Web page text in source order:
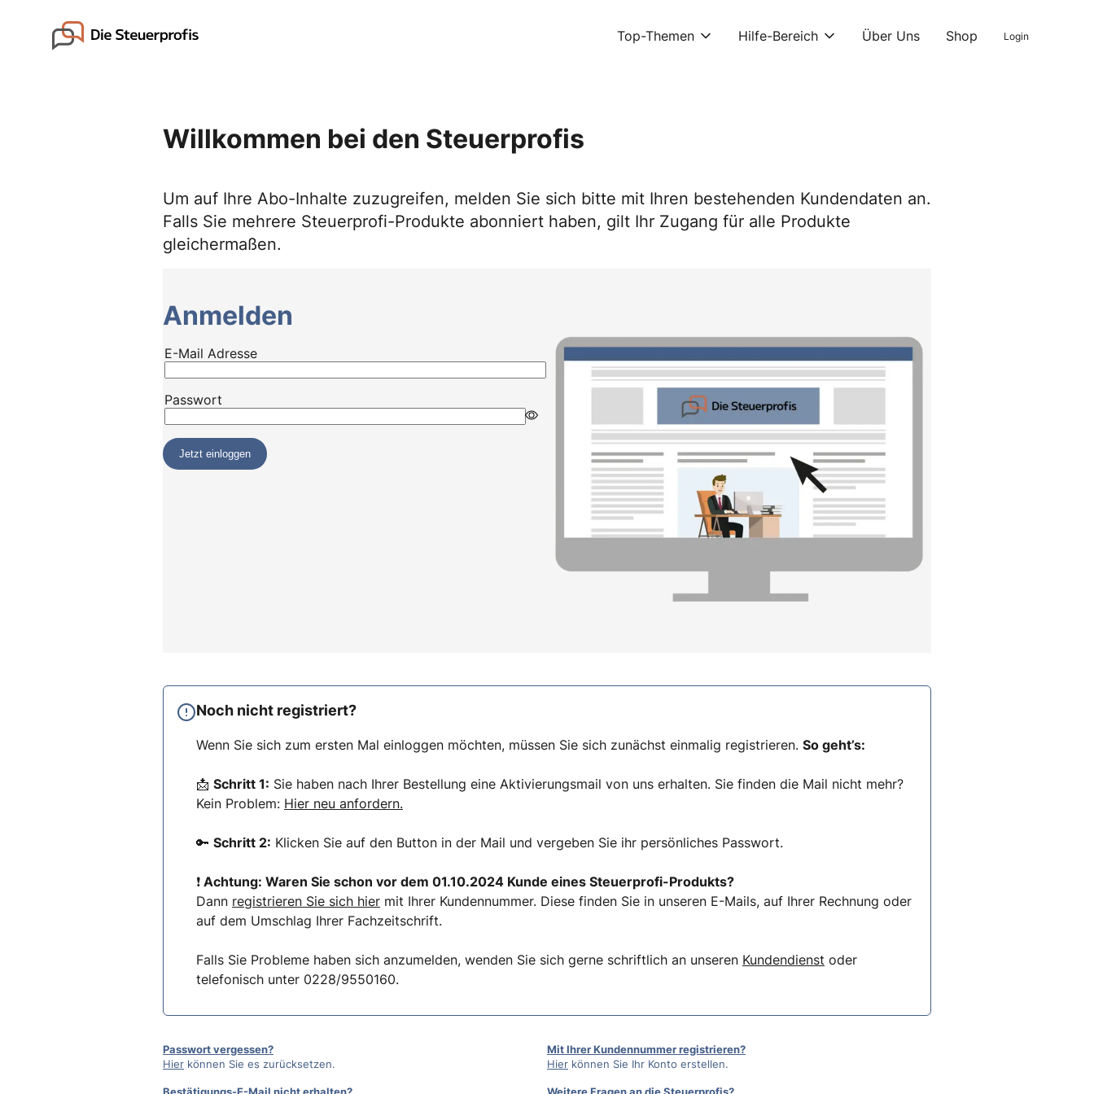
Go to landing page. Top-Themen Hilfe-Bereich Über Uns Shop Login
Willkommen bei den Steuerprofis
Um auf Ihre Abo-Inhalte zuzugreifen, melden Sie sich bitte mit Ihren bestehenden Kundendaten an.
Falls Sie mehrere Steuerprofi-Produkte abonniert haben, gilt Ihr Zugang für alle Produkte
gleichermaßen.
Anmelden
Noch nicht registriert?
Wenn Sie sich zum ersten Mal einloggen möchten, müssen Sie sich zunächst einmalig registrieren. So geht’s:
📩 Schritt 1: Sie haben nach Ihrer Bestellung eine Aktivierungsmail von uns erhalten. Sie finden die Mail nicht mehr?
Kein Problem: Hier neu anfordern.
🔑 Schritt 2: Klicken Sie auf den Button in der Mail und vergeben Sie ihr persönliches Passwort.
❗ Achtung: Waren Sie schon vor dem 01.10.2024 Kunde eines Steuerprofi-Produkts?
Dann registrieren Sie sich hier mit Ihrer Kundennummer. Diese finden Sie in unseren E-Mails, auf Ihrer Rechnung oder
auf dem Umschlag Ihrer Fachzeitschrift.
Falls Sie Probleme haben sich anzumelden, wenden Sie sich gerne schriftlich an unseren Kundendienst oder
telefonisch unter 0228/9550160.
Passwort vergessen?
Hier können Sie es zurücksetzen.
Mit Ihrer Kundennummer registrieren?
Hier können Sie Ihr Konto erstellen.